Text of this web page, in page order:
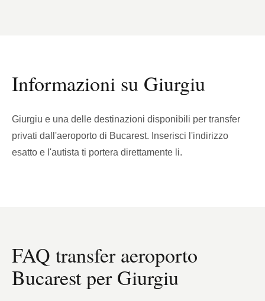
Informazioni su Giurgiu
Giurgiu e una delle destinazioni disponibili per transfer
privati dall'aeroporto di Bucarest. Inserisci l'indirizzo
esatto e l'autista ti portera direttamente li.
FAQ transfer aeroporto
Bucarest per Giurgiu